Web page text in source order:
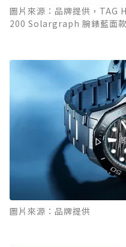
圖片來源：品牌提供，
200 Solargraph 腕錶藍面款
圖片來源：品牌提供